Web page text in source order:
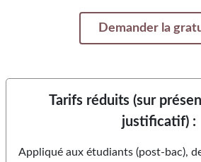
Demander la
Tarifs réduits (sur
justificatif) :
Appliqué aux étudiants (post-bac),